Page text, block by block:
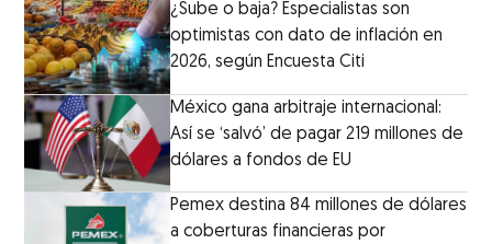
¿Sube o baja? Especialistas son
optimistas con dato de inflación en
2026, según Encuesta Citi
México gana arbitraje internacional:
Así se ‘salvó’ de pagar 219 millones de
dólares a fondos de EU
Pemex destina 84 millones de dólares
a coberturas financieras por